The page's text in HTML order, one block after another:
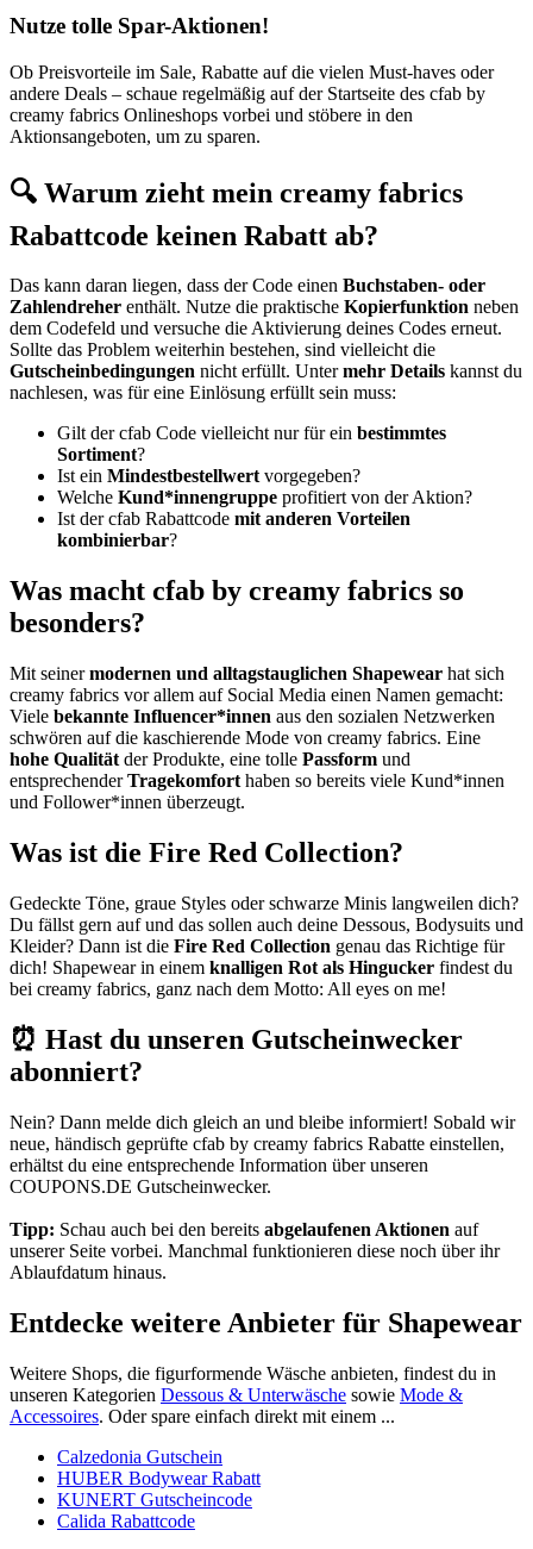
Nutze tolle Spar-Aktionen!
Ob Preisvorteile im Sale, Rabatte auf die vielen Must-haves oder
andere Deals – schaue regelmäßig auf der Startseite des cfab by
creamy fabrics Onlineshops vorbei und stöbere in den
Aktionsangeboten, um zu sparen.
🔍 Warum zieht mein creamy fabrics
Rabattcode keinen Rabatt ab?
Das kann daran liegen, dass der Code einen Buchstaben- oder
Zahlendreher enthält. Nutze die praktische Kopierfunktion neben
dem Codefeld und versuche die Aktivierung deines Codes erneut.
Sollte das Problem weiterhin bestehen, sind vielleicht die
Gutscheinbedingungen nicht erfüllt. Untermehr Details kannst du
nachlesen, was für eine Einlösung erfüllt sein muss:
Gilt der cfab Code vielleicht nur für ein bestimmtes
Sortiment?
Ist ein Mindestbestellwertvorgegeben?
Welche Kund*innengruppe profitiert von der Aktion?
Ist der cfab Rabattcode mit anderen Vorteilen
kombinierbar?
Was macht cfab by creamy fabrics so
besonders?
Mit seinermodernen und alltagstauglichen Shapewear hat sich
creamy fabrics vor allem auf Social Media einen Namen gemacht:
Viele bekannte Influencer*innen aus den sozialen Netzwerken
schwören auf die kaschierende Mode von creamy fabrics. Eine
hohe Qualität der Produkte, eine tolle Passform und
entsprechenderTragekomfort haben so bereits viele Kund*innen
und Follower*innen überzeugt.
Was ist die Fire Red Collection?
Gedeckte Töne, graue Styles oder schwarze Minis langweilen dich?
Du fällst gern auf und das sollen auch deine Dessous, Bodysuits und
Kleider? Dann ist die Fire Red Collection genau das Richtige für
dich! Shapewear in einem knalligen Rot als Hingucker findest du
bei creamy fabrics, ganz nach dem Motto: All eyes on me!
⏰ Hast du unseren Gutscheinwecker
abonniert?
Nein? Dann melde dich gleich an und bleibe informiert! Sobald wir
neue, händisch geprüfte cfab by creamy fabrics Rabatte einstellen,
erhältst du eine entsprechende Information über unseren
COUPONS.DE Gutscheinwecker.
Tipp: Schau auch bei den bereits abgelaufenen Aktionen auf
unserer Seite vorbei. Manchmal funktionieren diese noch über ihr
Ablaufdatum hinaus.
Entdecke weitere Anbieter für Shapewear
Weitere Shops, die figurformende Wäsche anbieten, findest du in
unseren Kategorien Dessous & Unterwäsche sowie Mode &
Accessoires. Oder spare einfach direkt mit einem ...
Calzedonia Gutschein
HUBER Bodywear Rabatt
KUNERT Gutscheincode
Calida Rabattcode